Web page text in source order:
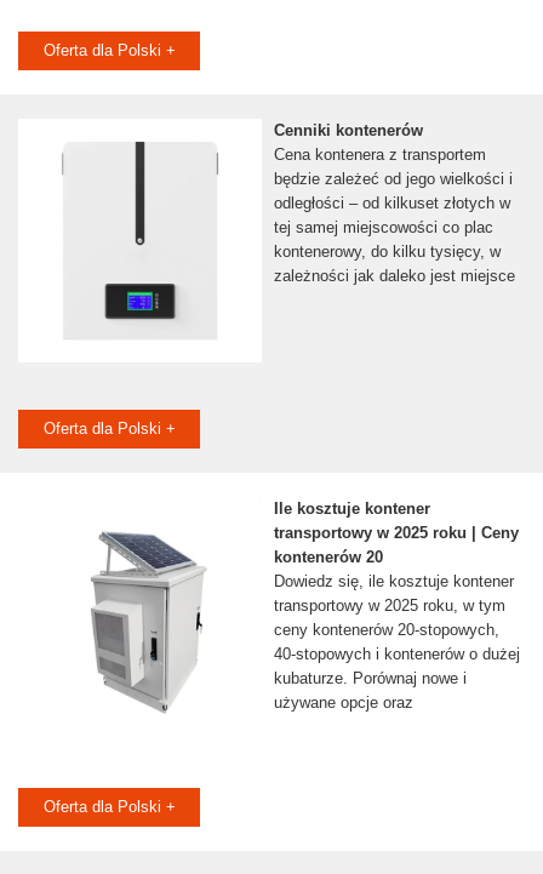
Oferta dla Polski +
Cenniki kontenerów
Cena kontenera z transportem
będzie zależeć od jego wielkości i
odległości – od kilkuset złotych w
tej samej miejscowości co plac
kontenerowy, do kilku tysięcy, w
zależności jak daleko jest miejsce
Oferta dla Polski +
Ile kosztuje kontener
transportowy w 2025 roku | Ceny
kontenerów 20
Dowiedz się, ile kosztuje kontener
transportowy w 2025 roku, w tym
ceny kontenerów 20-stopowych,
40-stopowych i kontenerów o dużej
kubaturze. Porównaj nowe i
używane opcje oraz
Oferta dla Polski +